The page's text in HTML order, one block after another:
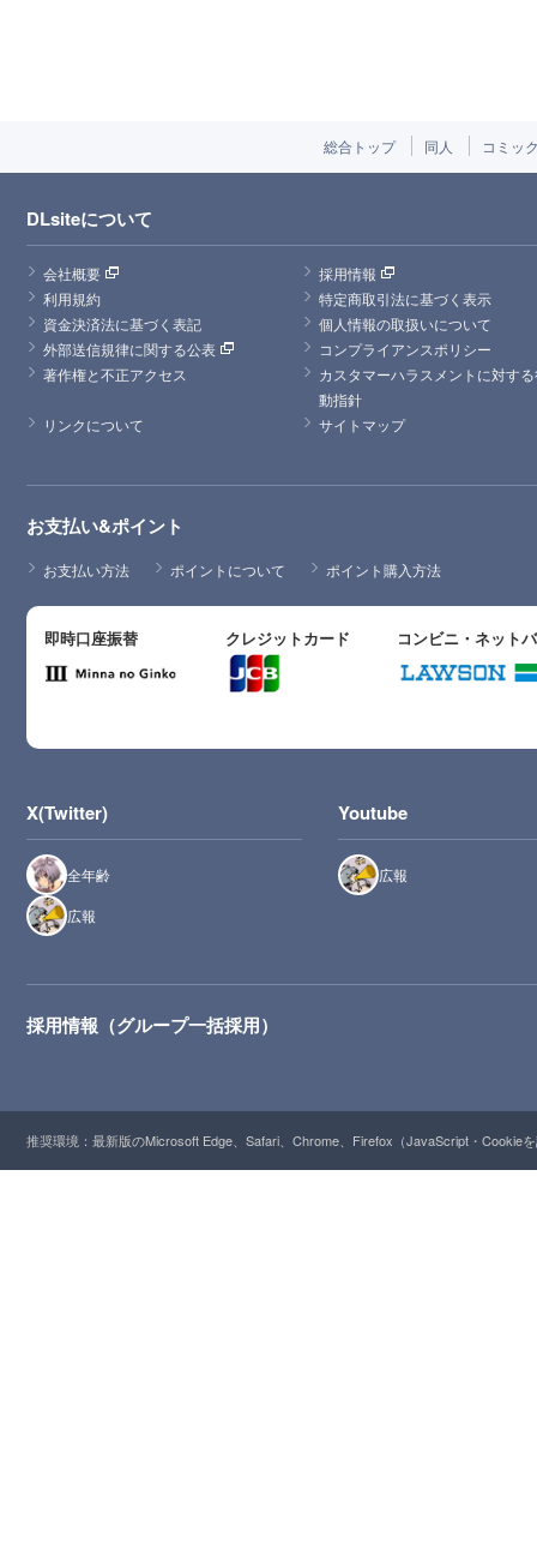
総合トップ 同人 コミッ
DLsiteについて
会社概要
採用情報
利用規約
特定商取引法に基づく表示
資金決済法に基づく表記
個人情報の取扱いについて
外部送信規律に関する公表
コンプライアンスポリシー
著作権と不正アクセス
カスタマーハラスメントに対す
動指針
リンクについて
サイトマップ
お支払い&ポイント
お支払い方法 ポイントについて ポイント購入方法
即時口座振替 クレジットカード コンビニ・ネット
X(Twitter)
全年齢
広報
Youtube
広報
採用情報（グループ一括採用）
推奨環境：最新版のMicrosoft Edge、Safari、Chrome、Firefox（JavaScript・Cookie